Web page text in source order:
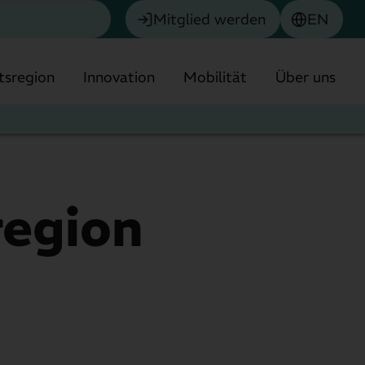
Mitglied werden EN
Chemie
Innovation Mobilität Über uns